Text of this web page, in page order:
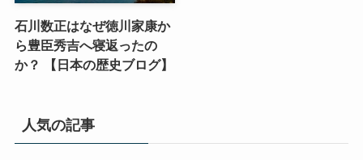
石川数正はなぜ徳川家康か
ら豊臣秀吉へ寝返ったの
か？ 【日本の歴史ブログ】
人気の記事